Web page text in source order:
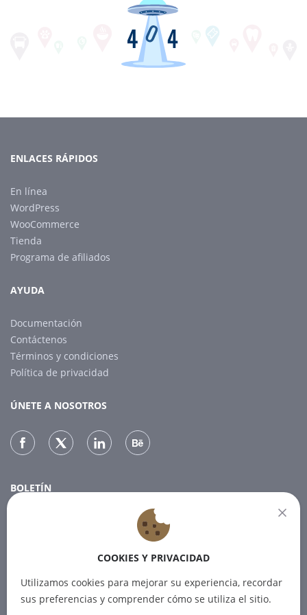
ENLACES RÁPIDOS
En línea
WordPress
WooCommerce
Tienda
Programa de afiliados
AYUDA
Documentación
Contáctenos
Términos y condiciones
Política de privacidad
ÚNETE A NOSOTROS
BOLETÍN
Suscríbase a nuestro boletín para recibir las últimas noticias.
SUSCRIBIR
COOKIES Y PRIVACIDAD
Utilizamos cookies para mejorar su experiencia, recordar
sus preferencias y comprender cómo se utiliza el sitio.